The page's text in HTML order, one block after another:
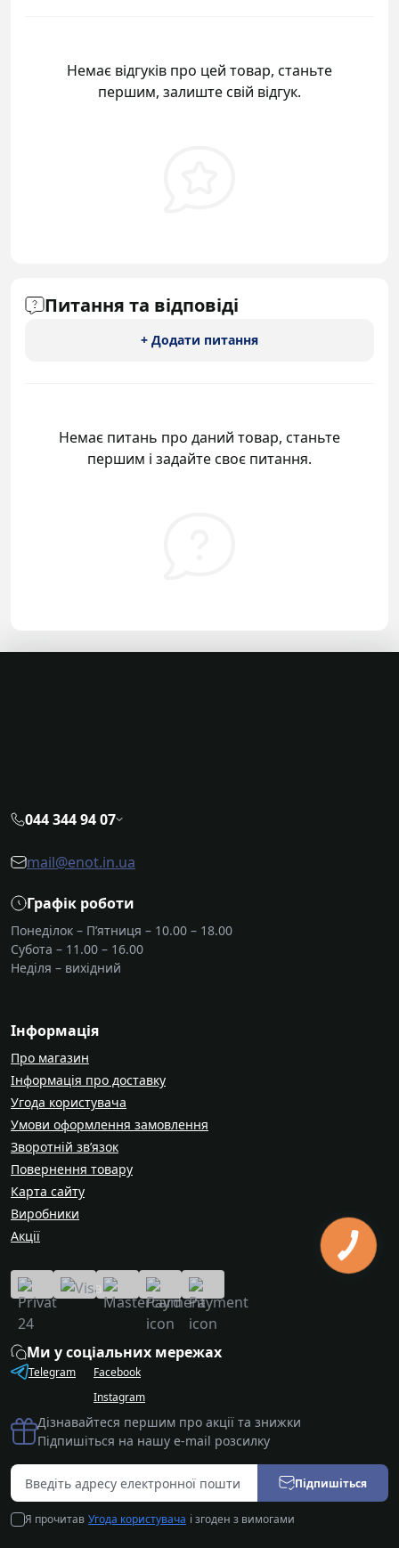
Немає відгуків про цей товар, станьте
першим, залиште свій відгук.
Питання та відповіді
+ Додати питання
Немає питань про даний товар, станьте
першим і задайте своє питання.
044 344 94 07
mail@enot.in.ua
Графік роботи
Понеділок – П’ятниця – 10.00 – 18.00
Субота – 11.00 – 16.00
Неділя – вихідний
Інформація
Про магазин
Інформація про доставку
Угода користувача
Умови оформлення замовлення
Зворотній зв’язок
Повернення товару
Карта сайту
Виробники
Акції
Ми у соціальних мережах
Telegram
Facebook
Instagram
Дізнавайтеся першим про акції та знижки
Підпишіться на нашу e-mail розсилку
Підпишіться
Я прочитав Угода користувача і згоден з вимогами